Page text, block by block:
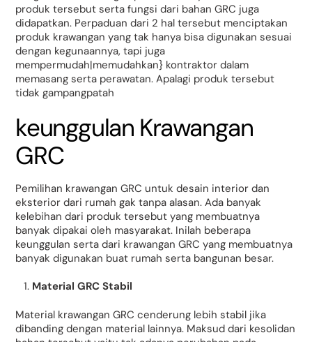
produk tersebut serta fungsi dari bahan GRC juga
didapatkan. Perpaduan dari 2 hal tersebut menciptakan
produk krawangan yang tak hanya bisa digunakan sesuai
dengan kegunaannya, tapi juga
mempermudah|memudahkan} kontraktor dalam
memasang serta perawatan. Apalagi produk tersebut
tidak gampangpatah
keunggulan Krawangan
GRC
Pemilihan krawangan GRC untuk desain interior dan
eksterior dari rumah gak tanpa alasan. Ada banyak
kelebihan dari produk tersebut yang membuatnya
banyak dipakai oleh masyarakat. Inilah beberapa
keunggulan serta dari krawangan GRC yang membuatnya
banyak digunakan buat rumah serta bangunan besar.
Material GRC Stabil
Material krawangan GRC cenderung lebih stabil jika
dibanding dengan material lainnya. Maksud dari kesolidan